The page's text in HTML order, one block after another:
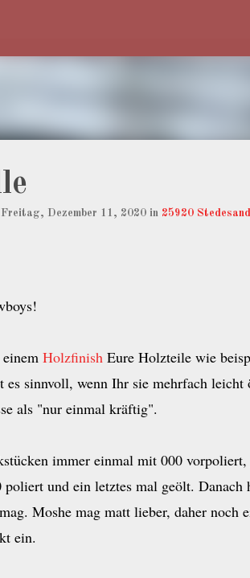
Freitag, Dezember 11, 2020 in 25920
HolzfinishEure Holzteile wie
sinnvoll, wenn Ihr sie mehrfach
als "nur einmal kräftig".
immer einmal mit 000
und ein letztes mal geölt.
Moshe mag matt lieber, daher
ein.